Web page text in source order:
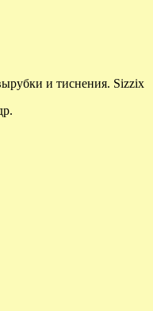
и тиснения. Sizzix